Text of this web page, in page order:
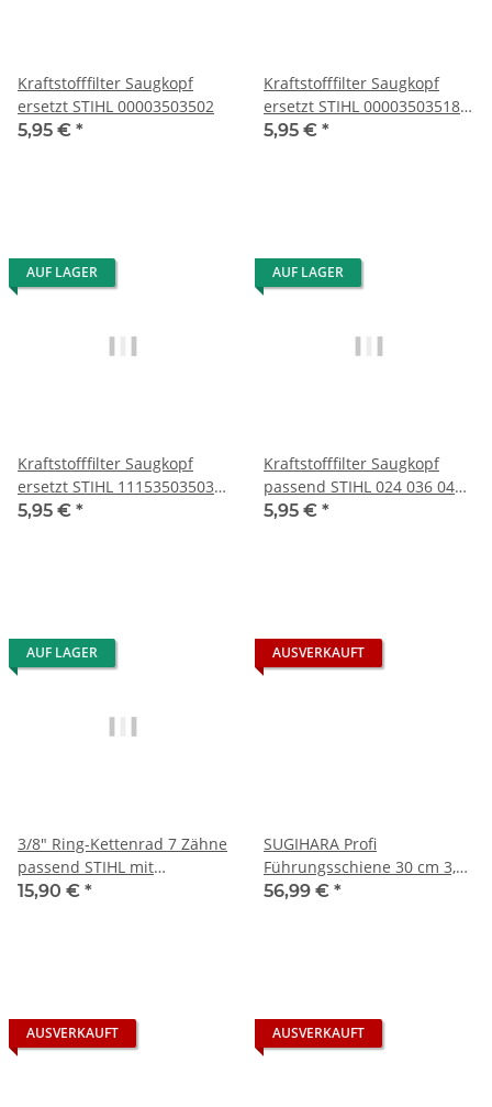
Kraftstofffilter Saugkopf
ersetzt STIHL 00003503502
5,95 € *
Kraftstofffilter Saugkopf
ersetzt STIHL 00003503518
0000 350 3518
5,95 € *
AUF LAGER
Kraftstofffilter Saugkopf
ersetzt STIHL 11153503503
1115 350 3503
5,95 € *
AUF LAGER
Kraftstofffilter Saugkopf
passend STIHL 024 036 044
066 MS240
5,95 € *
AUF LAGER
3/8" Ring-Kettenrad 7 Zähne
passend STIHL mit
Nadellager
15,90 € *
AUSVERKAUFT
SUGIHARA Profi
Führungsschiene 30 cm 3,8
Low Pro 1,3 mm 44 TG SL2U-
56,99 € *
AUSVERKAUFT AUSVERKAUFT